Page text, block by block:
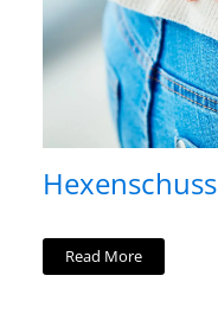
Hexenschuss
Read More